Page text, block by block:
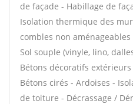
de façade - Habillage de
Isolation thermique des
combles non
Sol souple (vinyle, lino,
Bétons décoratifs
Bétons cirés - Ardoises -
de toiture - Décrassage /